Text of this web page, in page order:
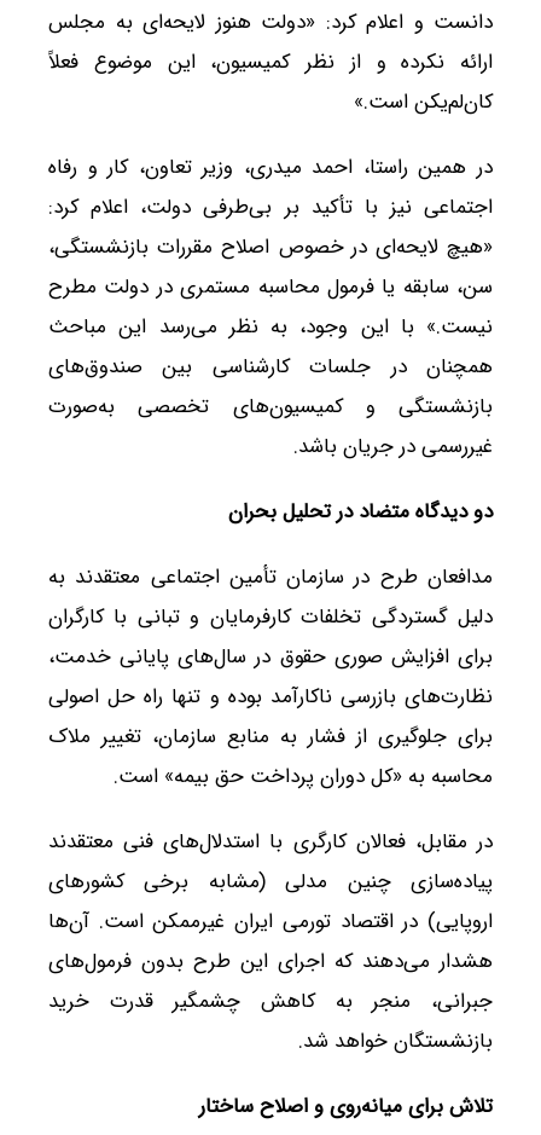
دانست و اعلام کرد: «دولت هنوز لایحه‌ای به مجلس
ارائه نکرده و از نظر کمیسیون، این موضوع فعلاً
کان‌لم‌یکن است.»
در همین راستا، احمد میدری، وزیر تعاون، کار و رفاه
اجتماعی نیز با تأکید بر بی‌طرفی دولت، اعلام کرد:
«هیچ لایحه‌ای در خصوص اصلاح مقررات بازنشستگی،
سن، سابقه یا فرمول محاسبه مستمری در دولت مطرح
نیست.» با این وجود، به نظر می‌رسد این مباحث
همچنان در جلسات کارشناسی بین صندوق‌های
بازنشستگی و کمیسیون‌های تخصصی به‌صورت
غیررسمی در جریان باشد.
دو دیدگاه متضاد در تحلیل بحران
مدافعان طرح در سازمان تأمین اجتماعی معتقدند به
دلیل گستردگی تخلفات کارفرمایان و تبانی با کارگران
برای افزایش صوری حقوق در سال‌های پایانی خدمت،
نظارت‌های بازرسی ناکارآمد بوده و تنها راه حل اصولی
برای جلوگیری از فشار به منابع سازمان، تغییر ملاک
محاسبه به «کل دوران پرداخت حق بیمه» است.
در مقابل، فعالان کارگری با استدلال‌های فنی معتقدند
پیاده‌سازی چنین مدلی (مشابه برخی کشورهای
اروپایی) در اقتصاد تورمی ایران غیرممکن است. آن‌ها
هشدار می‌دهند که اجرای این طرح بدون فرمول‌های
جبرانی، منجر به کاهش چشمگیر قدرت خرید
بازنشستگان خواهد شد.
تلاش برای میانه‌روی و اصلاح ساختار